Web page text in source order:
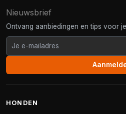
Nieuwsbrief
Ontvang aanbiedingen en tips voor
HONDEN